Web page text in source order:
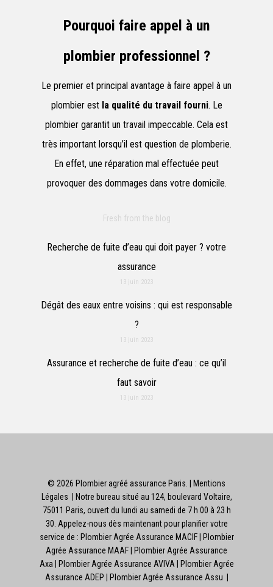
Pourquoi faire appel à un
plombier professionnel ?
Le premier et principal avantage à faire appel à un
plombier est la qualité du travail fourni. Le
plombier garantit un travail impeccable. Cela est
très important lorsqu’il est question de plomberie.
En effet, une réparation mal effectuée peut
provoquer des dommages dans votre domicile.
Fresh from the blog
Recherche de fuite d’eau qui doit payer ? votre
assurance
13 juin 2023
Dégât des eaux entre voisins : qui est responsable
?
13 juin 2023
Assurance et recherche de fuite d’eau : ce qu’il
faut savoir
13 juin 2023
© 2026 Plombier agréé assurance Paris. |
Mentions
Légales | Notre bureau situé au 124, boulevard Voltaire,
75011 Paris, ouvert du lundi au samedi de 7 h 00 à 23 h
30. Appelez-nous dès maintenant pour planifier votre
service de : Plombier Agrée Assurance MACIF
| Plombier
Agrée Assurance MAAF
| Plombier Agrée Assurance
Axa | Plombier Agrée Assurance AVIVA
| Plombier Agrée
Assurance ADEP | Plombier Agrée Assurance Assu |